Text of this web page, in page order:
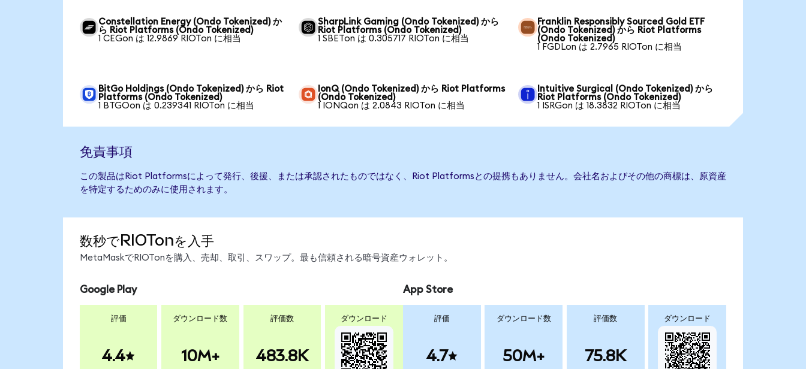
Constellation Energy (Ondo Tokenized) か
ら Riot Platforms (Ondo Tokenized)
1 CEGon は 12.9869 RIOTon に相当
SharpLink Gaming (Ondo Tokenized) から
Riot Platforms (Ondo Tokenized)
1 SBETon は 0.305717 RIOTon に相当
Franklin Responsibly Sourced Gold ETF
(Ondo Tokenized) から Riot Platforms
(Ondo Tokenized)
1 FGDLon は 2.7965 RIOTon に相当
BitGo Holdings (Ondo Tokenized) から Riot
Platforms (Ondo Tokenized)
1 BTGOon は 0.239341 RIOTon に相当
IonQ (Ondo Tokenized) から Riot Platforms
(Ondo Tokenized)
1 IONQon は 2.0843 RIOTon に相当
Intuitive Surgical (Ondo Tokenized) から
Riot Platforms (Ondo Tokenized)
1 ISRGon は 18.3832 RIOTon に相当
免責事項
この製品はRiot Platformsによって発行、後援、または承認されたものではなく、Riot Platformsとの提携もありません。会社名およびその他の商標は、原資産
を特定するためのみに使用されます。
数秒でRIOTonを入手
MetaMaskでRIOTonを購入、売却、取引、スワップ。最も信頼される暗号資産ウォレット。
Google Play
評価
4.4
ダウンロード数
10M+
評価数
483.8K
ダウンロード
App Store
評価
4.7
ダウンロード数
50M+
評価数
75.8K
ダウンロード